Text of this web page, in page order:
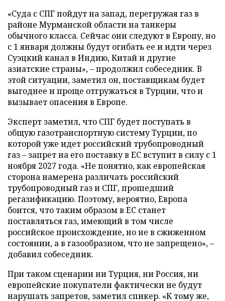
«Суда с СПГ пойдут на запад, перегружая газ в
районе Мурманской области на танкеры
обычного класса. Сейчас они следуют в Европу, но
с 1 января должны будут огибать ее и идти через
Суэцкий канал в Индию, Китай и другие
азиатские страны», – продолжил собеседник. В
этой ситуации, заметил он, поставщикам будет
выгоднее и проще отгружаться в Турции, что и
вызывает опасения в Европе.
Эксперт заметил, что СПГ будет поступать в
общую газотранспортную систему Турции, по
которой уже идет российский трубопроводный
газ – запрет на его поставку в ЕС вступит в силу с 1
ноября 2027 года. «Не понятно, как европейская
сторона намерена различать российский
трубопроводный газ и СПГ, прошедший
регазификацию. Поэтому, вероятно, Европа
боится, что таким образом в ЕС станет
поставляться газ, имеющий в том числе
российское происхождение, но не в сжиженном
состоянии, а в газообразном, что не запрещено», –
добавил собеседник.
При таком сценарии ни Турция, ни Россия, ни
европейские покупатели фактически не будут
нарушать запретов, заметил спикер. «К тому же,